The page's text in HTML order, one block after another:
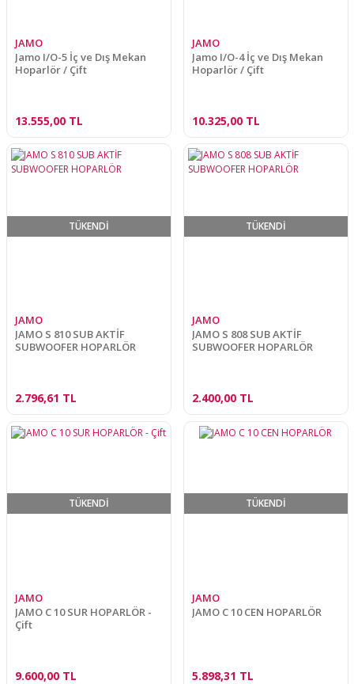
JAMO
Jamo I/O-5 İç ve Dış Mekan
Hoparlör / Çift
13.555,00 TL
JAMO
Jamo I/O-4 İç ve Dış Mekan
Hoparlör / Çift
10.325,00 TL
TÜKENDİ
JAMO
JAMO S 810 SUB AKTİF
SUBWOOFER HOPARLÖR
2.796,61 TL
TÜKENDİ
JAMO
JAMO S 808 SUB AKTİF
SUBWOOFER HOPARLÖR
2.400,00 TL
TÜKENDİ
JAMO
JAMO C 10 SUR HOPARLÖR -
Çift
9.600,00 TL
TÜKENDİ
JAMO
JAMO C 10 CEN HOPARLÖR
5.898,31 TL